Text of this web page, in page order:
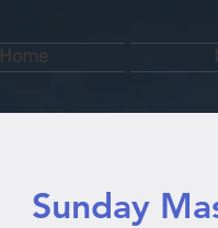
Home
Sunday